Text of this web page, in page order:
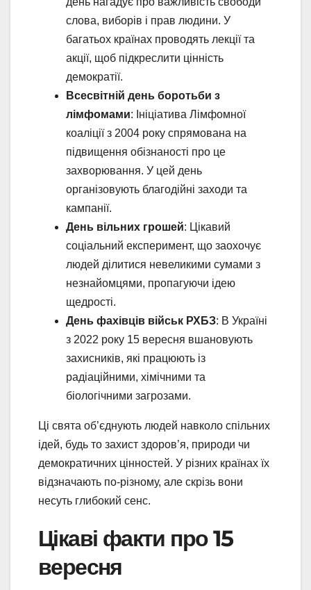
слова, виборів і прав людини. У
багатьох країнах проводять лекції та
акції, щоб підкреслити цінність
демократії.
Всесвітній день боротьби з
лімфомами: Ініціатива Лімфомної
коаліції з 2004 року спрямована на
підвищення обізнаності про це
захворювання. У цей день
організовують благодійні заходи та
кампанії.
День вільних грошей: Цікавий
соціальний експеримент, що заохочує
людей ділитися невеликими сумами з
незнайомцями, пропагуючи ідею
щедрості.
День фахівців військ РХБЗ: В Україні
з 2022 року 15 вересня вшановують
захисників, які працюють із
радіаційними, хімічними та
біологічними загрозами.
Ці свята об’єднують людей навколо спільних
ідей, будь то захист здоров’я, природи чи
демократичних цінностей. У різних країнах їх
відзначають по-різному, але скрізь вони
несуть глибокий сенс.
Цікаві факти про 15
вересня